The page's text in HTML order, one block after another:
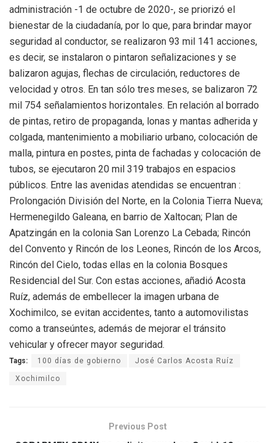
administración -1 de octubre de 2020-, se priorizó el
bienestar de la ciudadanía, por lo que, para brindar mayor
seguridad al conductor, se realizaron 93 mil 141 acciones,
es decir, se instalaron o pintaron señalizaciones y se
balizaron agujas, flechas de circulación, reductores de
velocidad y otros. En tan sólo tres meses, se balizaron 72
mil 754 señalamientos horizontales. En relación al borrado
de pintas, retiro de propaganda, lonas y mantas adherida y
colgada, mantenimiento a mobiliario urbano, colocación de
malla, pintura en postes, pinta de fachadas y colocación de
tubos, se ejecutaron 20 mil 319 trabajos en espacios
públicos. Entre las avenidas atendidas se encuentran :
Prolongación División del Norte, en la Colonia Tierra Nueva;
Hermenegildo Galeana, en barrio de Xaltocan; Plan de
Apatzingán en la colonia San Lorenzo La Cebada; Rincón
del Convento y Rincón de los Leones, Rincón de los Arcos,
Rincón del Cielo, todas ellas en la colonia Bosques
Residencial del Sur. Con estas acciones, añadió Acosta
Ruíz, además de embellecer la imagen urbana de
Xochimilco, se evitan accidentes, tanto a automovilistas
como a transeúntes, además de mejorar el tránsito
vehicular y ofrecer mayor seguridad.
Tags: 100 días de gobierno José Carlos Acosta Ruíz
Xochimilco
Previous Post